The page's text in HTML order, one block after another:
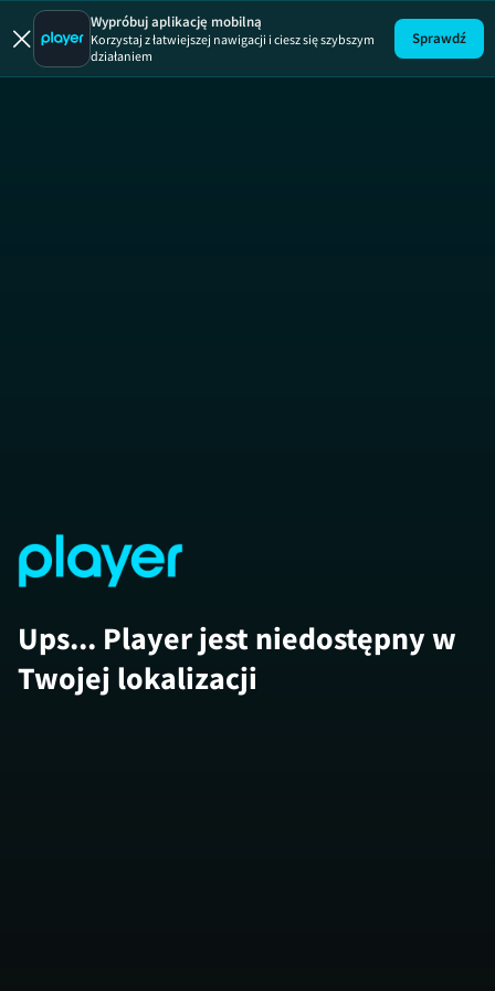
Wypróbuj aplikację mobilną
Korzystaj z łatwiejszej nawigacji i ciesz się szybszym
działaniem
Sprawdź
Ups... Player jest niedostępny w
Twojej lokalizacji